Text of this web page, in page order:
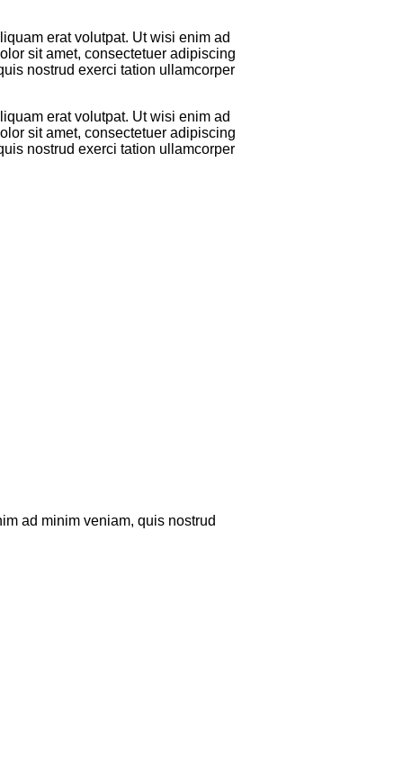
erat volutpat. Ut wisi enim ad
sit amet, consectetuer adipiscing
nostrud exerci tation ullamcorper
erat volutpat. Ut wisi enim ad
sit amet, consectetuer adipiscing
nostrud exerci tation ullamcorper
ad minim veniam, quis nostrud